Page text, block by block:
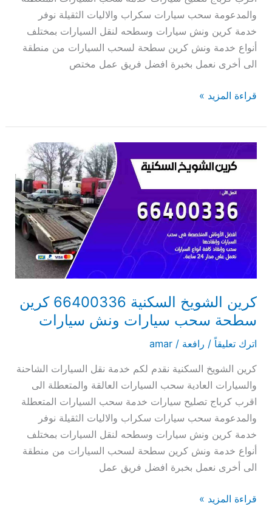
والمدعومة سحب سيارات سكراب والاليات الثقيلة نوفر
خدمة كرين ونش سيارات وسطحه لنقل السيارات بمختلف
أنواع خدمة ونش كرين سطحة لسحب السيارات من منطقة
الى أخرى نعمل بخبرة افضل فريق عمل مختص
قراءة المزيد »
كرين الشويخ السكنية 66400336 كرين
سطحة سحب سيارات ونش سيارات
اترك تعليقاً / رافعة /
amar
كرين الشويخ السكنية نقدم لكم خدمة نقل السيارات الشاحنة
والسيارات العادية سحب السيارات العالقة والمتعطلة الى
اقرب كرباج تصليح سيارات خدمة سحب السيارات المتعطلة
والمدعومة سحب سيارات سكراب والاليات الثقيلة نوفر
خدمة كرين ونش سيارات وسطحه لنقل السيارات بمختلف
أنواع خدمة ونش كرين سطحة لسحب السيارات من منطقة
الى أخرى نعمل بخبرة افضل فريق عمل
الشويخ
66400336
كرين
سطحة
سحب
سيارات
ونش
سيارات
قراءة المزيد »